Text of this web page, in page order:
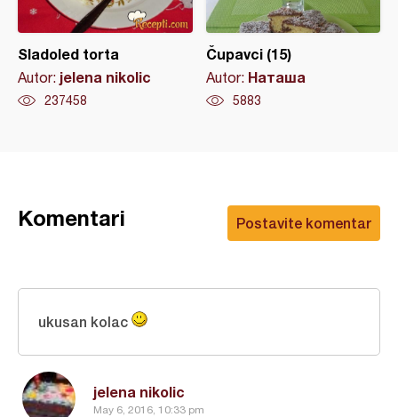
Sladoled torta
Autor: jelena nikolic
237458
Čupavci (15)
Autor: Наташа
5883
Postavite komentar
Komentari
jelena nikolic
May 6, 2016, 10:33 pm
ukusan kolac